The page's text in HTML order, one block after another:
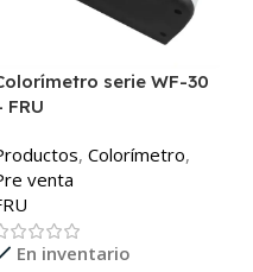
serie WF-30
FRU
, Colorímetro,
venta
En inventario